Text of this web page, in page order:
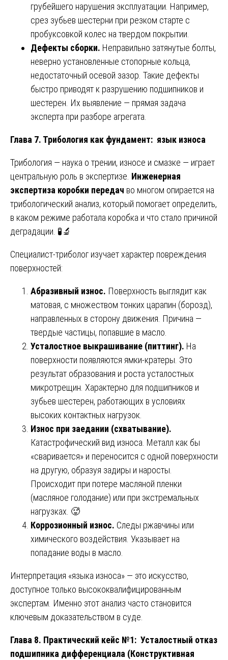
грубейшего нарушения эксплуатации. Например,
срез зубьев шестерни при резком старте с
пробуксовкой колес на твердом покрытии.
Дефекты сборки. Неправильно затянутые болты,
неверно установленные стопорные кольца,
недостаточный осевой зазор. Такие дефекты
быстро приводят к разрушению подшипников и
шестерен. Их выявление — прямая задача
эксперта при разборе агрегата.
Глава 7. Трибология как фундамент: язык износа
Трибология — наука о трении, износе и смазке — играет
центральную роль в экспертизе. Инженерная
экспертиза коробки передач во многом опирается на
трибологический анализ, который помогает определить,
в каком режиме работала коробка и что стало причиной
деградации. 🧪🔬
Специалист-триболог изучает характер повреждения
поверхностей:
Абразивный износ. Поверхность выглядит как
матовая, с множеством тонких царапин (борозд),
направленных в сторону движения. Причина —
твердые частицы, попавшие в масло.
Усталостное выкрашивание (питтинг). На
поверхности появляются ямки-кратеры. Это
результат образования и роста усталостных
микротрещин. Характерно для подшипников и
зубьев шестерен, работающих в условиях
высоких контактных нагрузок.
Износ при заедании (схватывание).
Катастрофический вид износа. Металл как бы
«сваривается» и переносится с одной поверхности
на другую, образуя задиры и наросты.
Происходит при потере масляной пленки
(масляное голодание) или при экстремальных
нагрузках. 🥵
Коррозионный износ. Следы ржавчины или
химического воздействия. Указывает на
попадание воды в масло.
Интерпретация «языка износа» — это искусство,
доступное только высококвалифицированным
экспертам. Именно этот анализ часто становится
ключевым доказательством в суде.
Глава 8. Практический кейс №1: Усталостный отказ
подшипника дифференциала (Конструктивная